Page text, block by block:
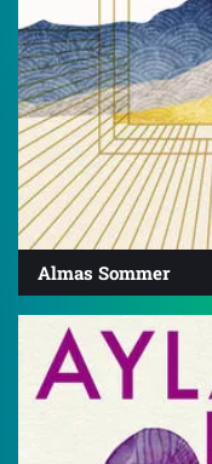
Almas Sommer